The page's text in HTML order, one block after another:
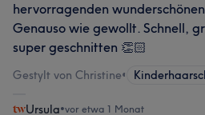
hervorragenden
Genauso wie gewollt. Schnell,
super geschnitten 👏🏻
Gestylt von Christine•
Ursula•vor etwa 1 Monat